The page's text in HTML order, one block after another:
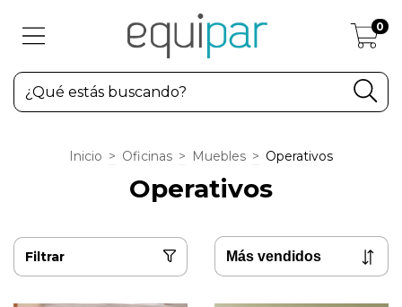
0
Inicio > Oficinas > Muebles > Operativos
Operativos
Filtrar